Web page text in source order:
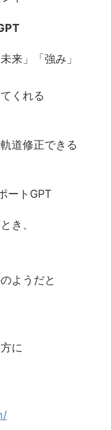
来」「強み」
くれる
道修正できる
ートGPT
き、
ようだと
に